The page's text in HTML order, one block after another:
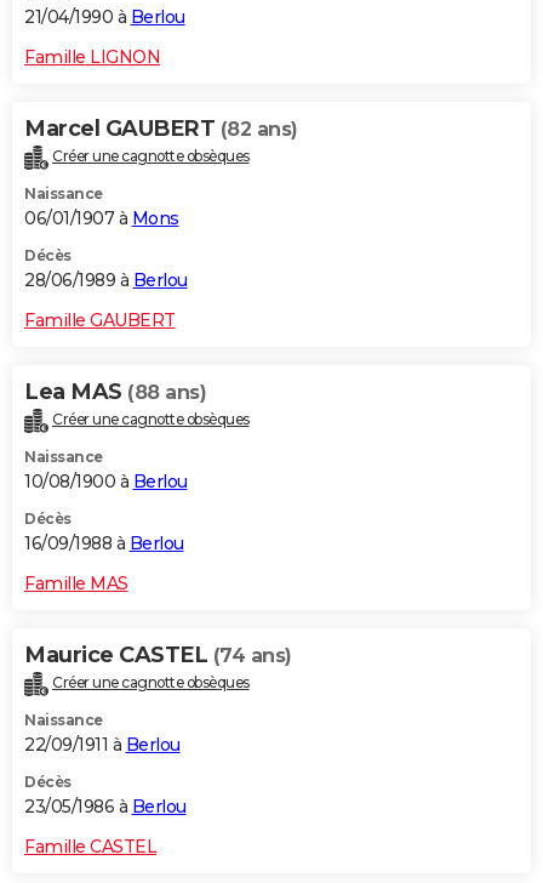
21/04/1990 à Berlou
Famille LIGNON
Marcel GAUBERT (82 ans)
Créer une cagnotte obsèques
Naissance
06/01/1907 à Mons
Décès
28/06/1989 à Berlou
Famille GAUBERT
Lea MAS (88 ans)
Créer une cagnotte obsèques
Naissance
10/08/1900 à Berlou
Décès
16/09/1988 à Berlou
Famille MAS
Maurice CASTEL (74 ans)
Créer une cagnotte obsèques
Naissance
22/09/1911 à Berlou
Décès
23/05/1986 à Berlou
Famille CASTEL